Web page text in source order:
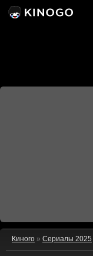
Киного » Сериалы 2025